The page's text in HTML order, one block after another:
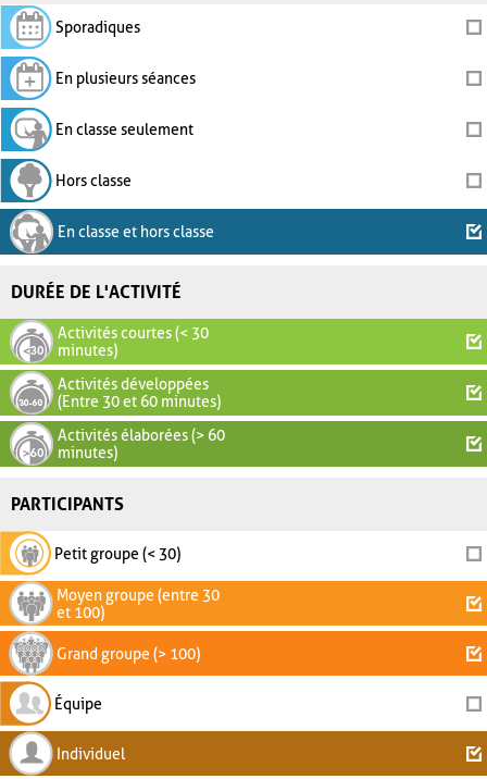
Sporadiques
En plusieurs séances
En classe seulement
Hors classe
En classe et hors classe
DURÉE DE L'ACTIVITÉ
Activités courtes (< 30
minutes)
Activités développées
(Entre 30 et 60 minutes)
Activités élaborées (> 60
minutes)
PARTICIPANTS
Petit groupe (< 30)
Moyen groupe (entre 30
et 100)
Grand groupe (> 100)
Équipe
Individuel